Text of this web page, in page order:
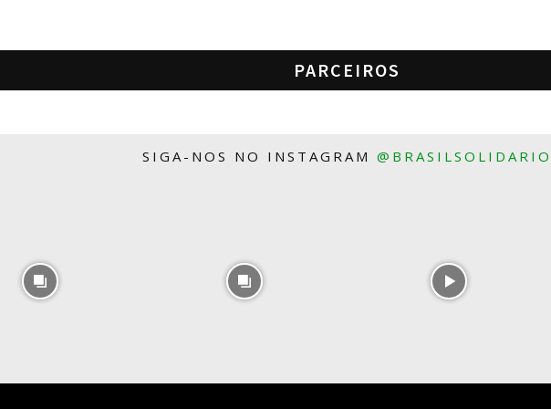
PARCEIROS
SIGA-NOS NO INSTAGRAM @BRASILSOLIDARIO